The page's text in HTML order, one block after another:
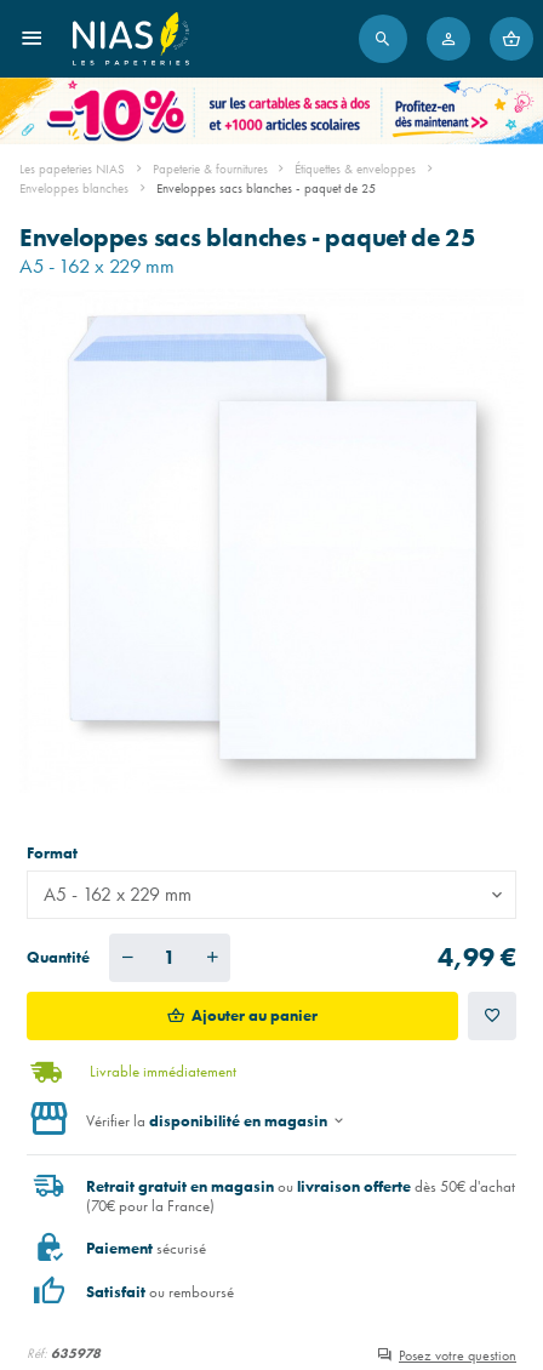
Les papeteries NIAS Papeterie & fournitures
Étiquettes & enveloppes
Enveloppes blanches
Enveloppes sacs blanches - paquet de 25
Enveloppes sacs blanches - paquet de 25
A5 - 162 x 229 mm
Réf: 635978 Posez votre question
Format
A5 - 162 x 229 mm
Quantité 4,99 €
Ajouter au panier
Livrable immédiatement
Vérifier la disponibilité en magasin
Retrait gratuit en magasinoulivraison offertedès 50€ d'achat
(70€ pour la France)
Paiementsécurisé
Satisfaitou remboursé